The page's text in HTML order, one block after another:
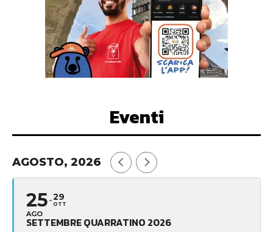
Eventi
AGOSTO, 2026
25
AGO
29
OTT
SETTEMBRE QUARRATINO 2026